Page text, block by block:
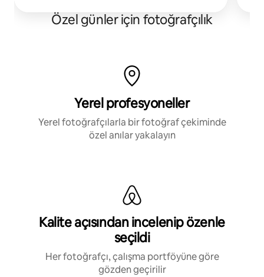
Özel günler için fotoğrafçılık
Yerel profesyoneller
Yerel fotoğrafçılarla bir fotoğraf çekiminde
özel anılar yakalayın
Kalite açısından incelenip özenle
seçildi
Her fotoğrafçı, çalışma portföyüne göre
gözden geçirilir